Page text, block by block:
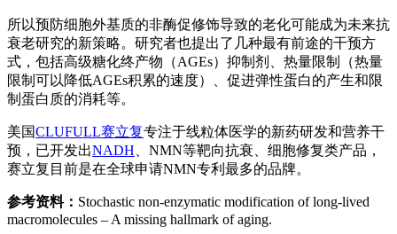
所以预防细胞外基质的非酶促修饰导致的老化可能成为未来抗
衰老研究的新策略。研究者也提出了几种最有前途的干预方
式，包括高级糖化终产物（AGEs）抑制剂、热量限制（热量
限制可以降低AGEs积累的速度）、促进弹性蛋白的产生和限
制蛋白质的消耗等。
美国CLUFULL赛立复专注于线粒体医学的新药研发和营养干
预，已开发出NADH 、NMN等靶向抗衰、细胞修复类产品，
赛立复目前是在全球申请NMN专利最多的品牌。
参考资料： Stochastic non-enzymatic modification of long-lived
macromolecules – A missing hallmark of aging.